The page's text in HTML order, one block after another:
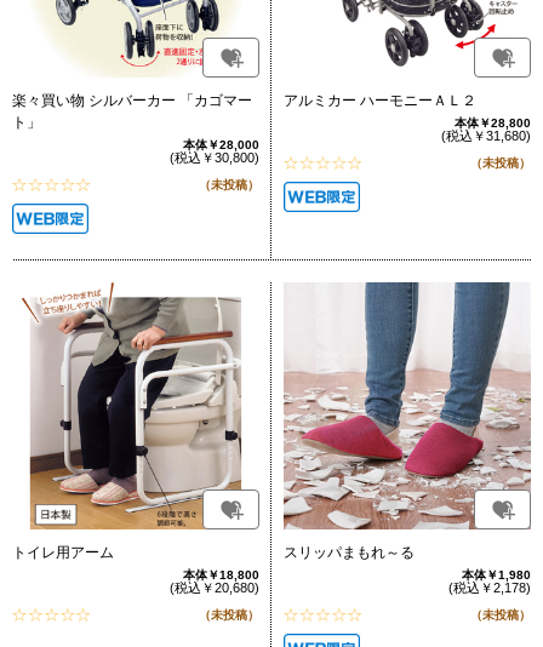
楽々買い物 シルバーカー 「カゴマー
ト」
本体￥28,000
(税込￥30,800)
（未投稿）
アルミカー ハーモニーＡＬ２
本体￥28,800
(税込￥31,680)
（未投稿）
トイレ用アーム
本体￥18,800
(税込￥20,680)
（未投稿）
スリッパまもれ～る
本体￥1,980
(税込￥2,178)
（未投稿）